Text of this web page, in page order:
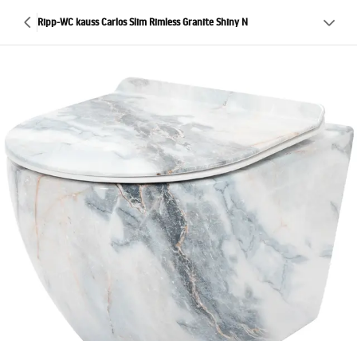
Ripp-WC kauss Carlos Slim Rimless Granite Shiny N